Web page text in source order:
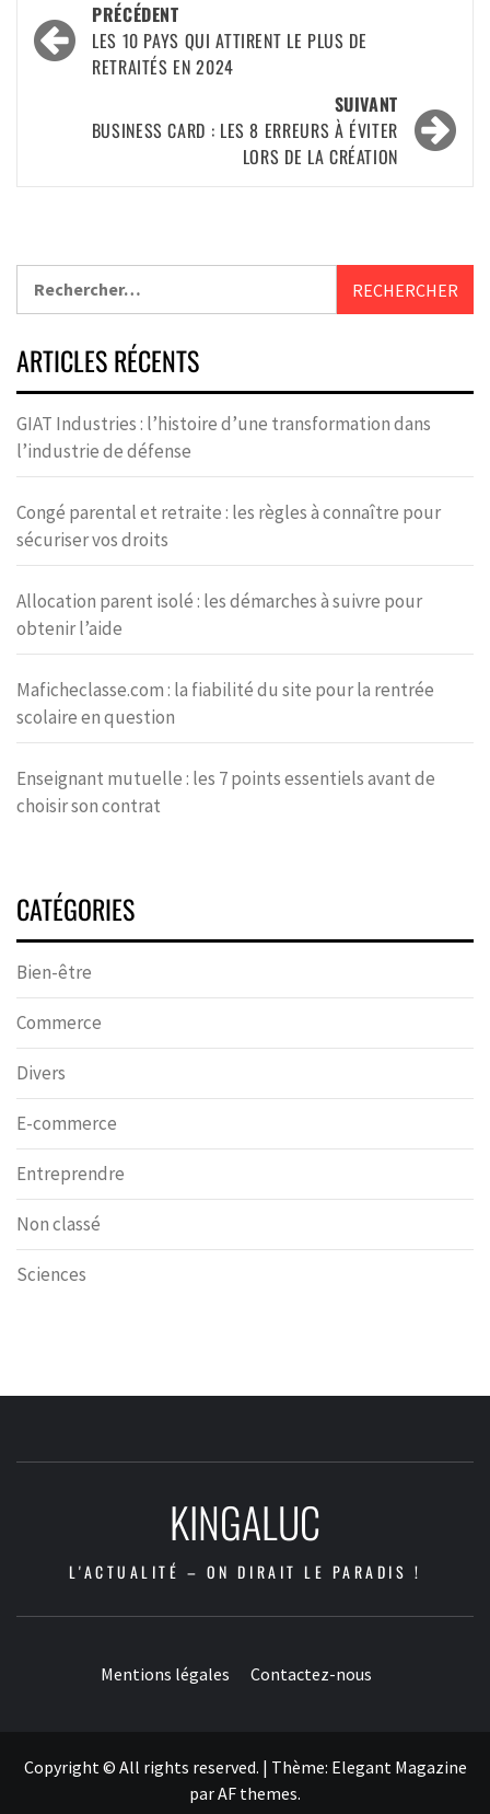
PRÉCÉDENT
LES 10 PAYS QUI ATTIRENT LE PLUS DE
RETRAITÉS EN 2024
SUIVANT
BUSINESS CARD : LES 8 ERREURS À ÉVITER
LORS DE LA CRÉATION
ARTICLES RÉCENTS
GIAT Industries : l’histoire d’une transformation dans
l’industrie de défense
Congé parental et retraite : les règles à connaître pour
sécuriser vos droits
Allocation parent isolé : les démarches à suivre pour
obtenir l’aide
Maficheclasse.com : la fiabilité du site pour la rentrée
scolaire en question
Enseignant mutuelle : les 7 points essentiels avant de
choisir son contrat
CATÉGORIES
Bien-être
Commerce
Divers
E-commerce
Entreprendre
Non classé
Sciences
KINGALUC
L'ACTUALITÉ – ON DIRAIT LE PARADIS !
Mentions légales Contactez-nous
Copyright © All rights reserved. | Thème: Elegant Magazine
parAF themes.